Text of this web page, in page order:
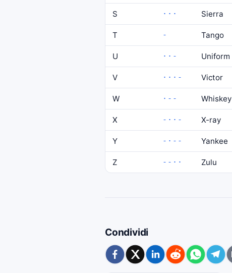
S ··· Sierra
T - Tango
U ··- Uniform
V ···- Victor
W ·-- Whiskey
X -··- X-ray
Y -·-- Yankee
Z --·· Zulu
Condividi